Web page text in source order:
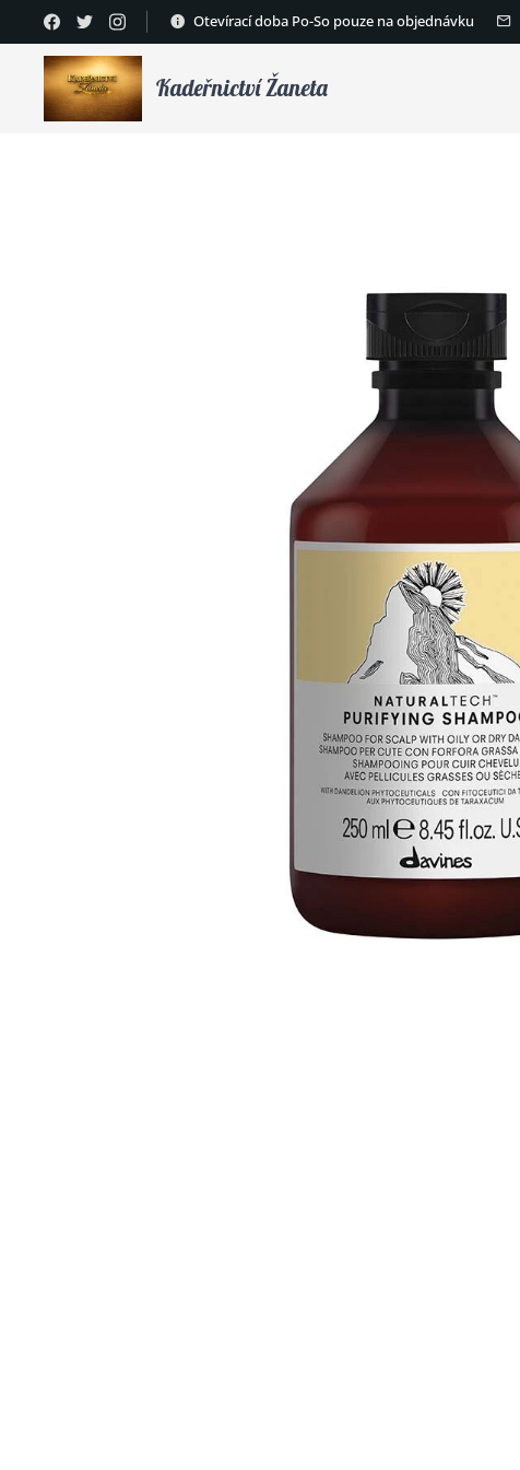
Otevírací doba Po-So pouze na objednávku
Kadeřnictví Žaneta